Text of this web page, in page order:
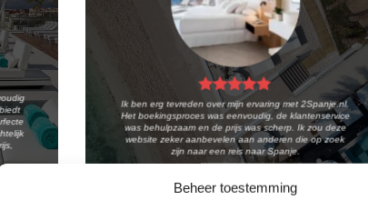
Beheer toestemming
Ik ben erg tevreden over mijn ervaring met 2Spanje.nl.
Het boekingsproces was eenvoudig, de klantenservice
was behulpzaam en de prijs was scherp. Ik zou deze
website zeker aanbevelen aan anderen die op zoek
zijn naar een reis naar Spanje.